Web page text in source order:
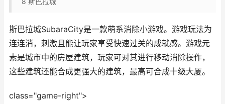
斯巴拉城SubaraCity是一款萌系消除小游戏。游戏玩法为
连连消，刺激且能让玩家享受快速过关的成就感。游戏元
素是城市中的房屋建筑，玩家可对其进行移动消除操作，
这些建筑还能合成更强大的建筑，最高可合成十级大厦。
class="game-right">